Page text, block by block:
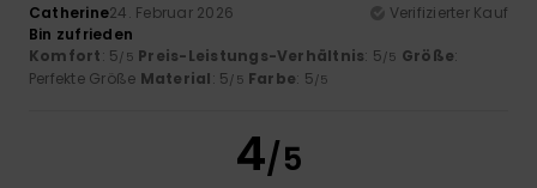
Catherine24. Februar 2026
Verifizierter Kauf
Bin zufrieden
Komfort: 5/5 Preis-Leistungs-Verhältnis: 5/5 Größe:
Perfekte Größe Material: 5/5 Farbe: 5/5
4/5